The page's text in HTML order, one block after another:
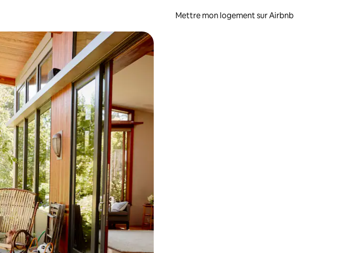
Mettre mon logement sur Airbnb
parcourir ou en appuyant et en faisant glisser.